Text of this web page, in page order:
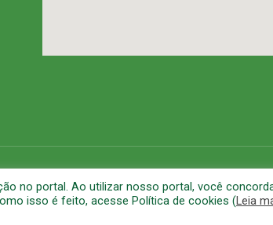
no portal. Ao utilizar nosso portal, você
isso é feito, acesse Política de cookies (Leia